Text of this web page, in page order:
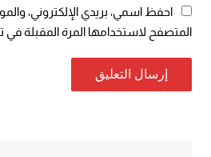
احفظ اسمي، بريدي الإلكتروني،
المتصفح لاستخدامها المرة المقبلة في